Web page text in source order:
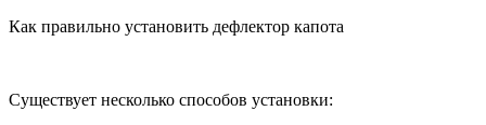
Как правильно установить дефлектор капота
Существует несколько способов установки: